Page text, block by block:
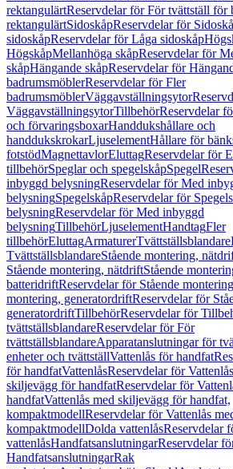
rektangulärtReservdelar för För tvättställ för
rektangulärtSidoskåpReservdelar för
sidoskåpReservdelar för Låga sidoskåp
HögskåpMellanhöga skåpReservdelar för
skåpHängande skåpReservdelar för
badrumsmöblerReservdelar för Fler
badrumsmöblerVäggavställningsytor
VäggavställningsytorTillbehörReservdelar
och förvaringsboxarHanddukshållare och
handdukskrokarLjuselementHållare för
fotstödMagnettavlorEluttagReservdelar för
tillbehörSpeglar och spegelskåpSpegel
inbyggd belysningReservdelar för Med
belysningSpegelskåpReservdelar för
belysningReservdelar för Med inbyggd
belysningTillbehörLjuselementHandtagFler
tillbehörEluttagArmaturerTvättställsblandare
TvättställsblandareStående montering,
Stående montering, nätdriftStående
batteridriftReservdelar för Stående
montering, generatordriftReservdelar för
generatordriftTillbehörReservdelar för
tvättställsblandareReservdelar för För
tvättställsblandareApparatanslutningar för
enheter och tvättställVattenlås för handfat
för handfatVattenlåsReservdelar för Vattenlås
skiljevägg för handfatReservdelar för
handfatVattenlås med skiljevägg för handfat,
kompaktmodellReservdelar för Vattenlås
kompaktmodellDolda vattenlåsReservdelar
vattenlåsHandfatsanslutningarReservdelar
HandfatsanslutningarRak